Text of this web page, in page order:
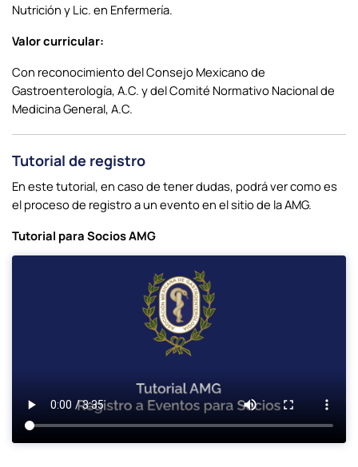
Nutrición y Lic. en Enfermería.
Valor curricular:
Con reconocimiento del Consejo Mexicano de
Gastroenterología, A.C. y del Comité Normativo Nacional de
Medicina General, A.C.
Tutorial de registro
En este tutorial, en caso de tener dudas, podrá ver como es
el proceso de registro a un evento en el sitio de la AMG.
Tutorial para Socios AMG